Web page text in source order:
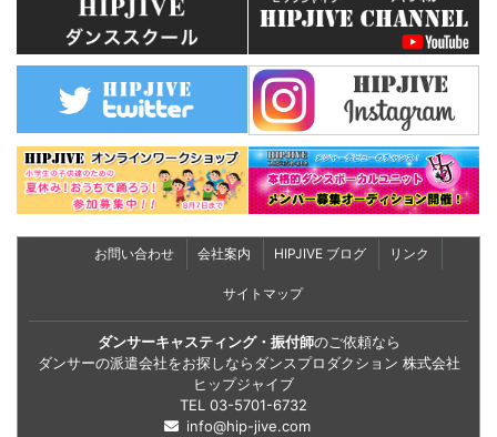
お問い合わせ 会社案内 HIPJIVE ブログ リンク
サイトマップ
ダンサーキャスティング・振付師のご依頼なら
ダンサーの派遣会社をお探しならダンスプロダクション 株式会社
ヒップジャイブ
TEL 03-5701-6732
info@hip-jive.com